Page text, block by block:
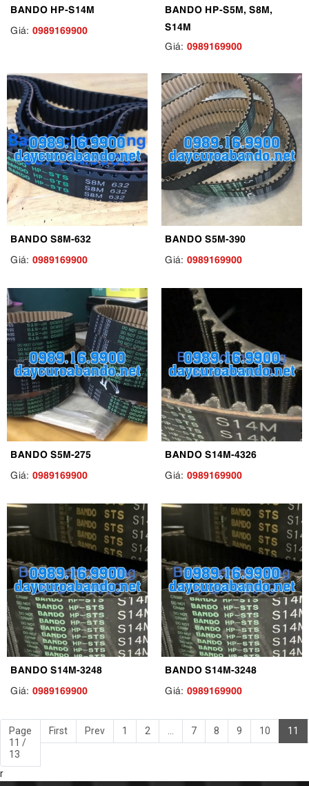
BANDO HP-S14M
Giá: 0989169900
BANDO HP-S5M, S8M,
S14M
Giá: 0989169900
BANDO S8M-632
Giá: 0989169900
BANDO S5M-390
Giá: 0989169900
BANDO S5M-275
Giá: 0989169900
BANDO S14M-4326
Giá: 0989169900
BANDO S14M-3248
Giá: 0989169900
BANDO S14M-3248
Giá: 0989169900
Page
11 /
13
First Prev 1 2 7 8 9 10 11
r